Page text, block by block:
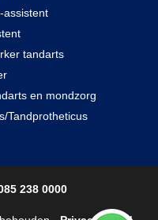
assistent
tandarts
en mondzorg
Tandprotheticus
238 0000